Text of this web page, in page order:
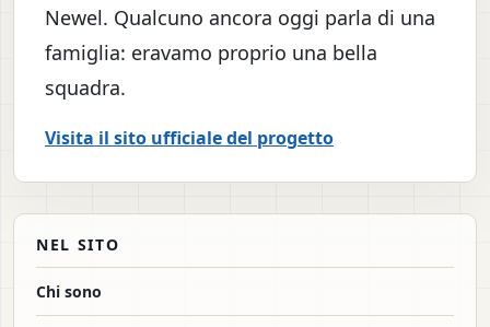
Newel. Qualcuno ancora oggi parla di una
famiglia: eravamo proprio una bella
squadra.
Visita il sito ufficiale del progetto
NEL SITO
Chi sono